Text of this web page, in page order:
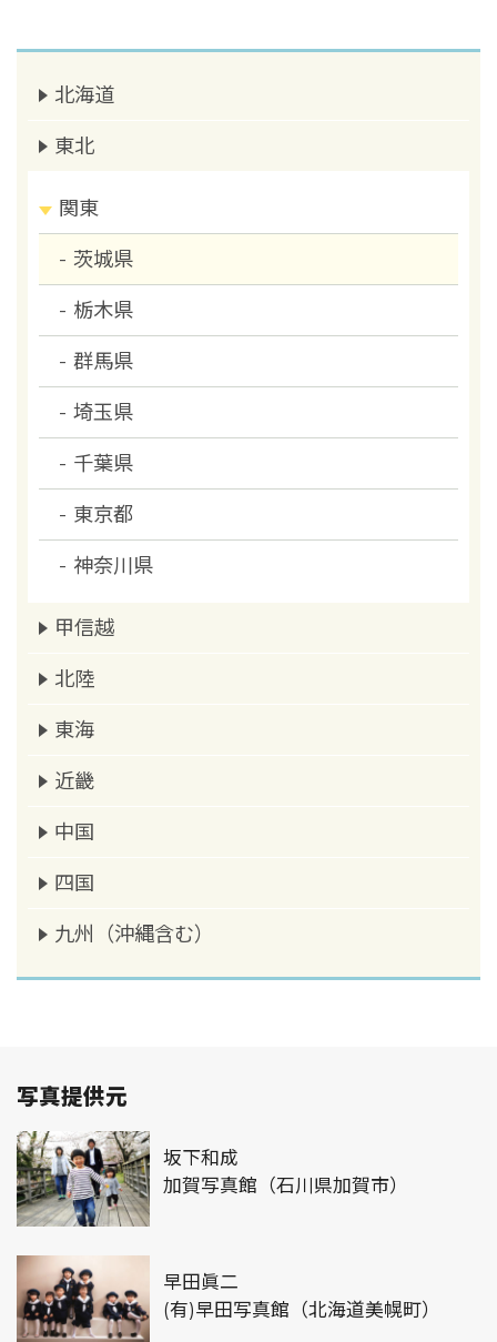
北海道
東北
関東
茨城県
栃木県
群馬県
埼玉県
千葉県
東京都
神奈川県
甲信越
北陸
東海
近畿
中国
四国
九州（沖縄含む）
写真提供元
坂下和成
加賀写真館（石川県加賀市）
早田眞二
(有)早田写真館（北海道美幌町）